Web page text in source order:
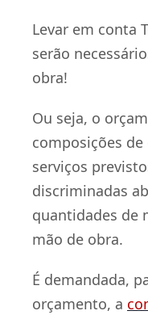
Levar em conta
serão
obra!
Ou seja, o
composições
serviços
discriminadas
quantidades de
mão de obra.
É demandada,
orçamento, a